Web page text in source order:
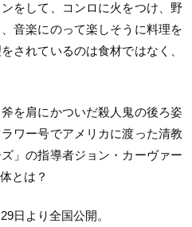
をして、コンロに火をつけ、野
音楽にのって楽しそうに料理を
されているのは食材ではなく、
を肩にかついだ殺人鬼の後ろ姿
ワー号でアメリカに渡った清教
」の指導者ジョン・カーヴァー
とは？
日より全国公開。